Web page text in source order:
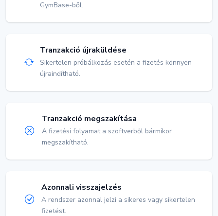
GymBase-ből.
Tranzakció újraküldése
Sikertelen próbálkozás esetén a fizetés könnyen
újraindítható.
Tranzakció megszakítása
A fizetési folyamat a szoftverből bármikor
megszakítható.
Azonnali visszajelzés
A rendszer azonnal jelzi a sikeres vagy sikertelen
fizetést.